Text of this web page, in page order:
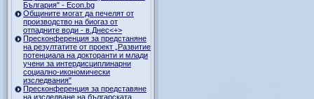
България" - Econ.bg
Общините могат да печелят от
производство на биогаз от
отпадните води - в.Днес<+>
Пресконференция за предстаняне
на резултатите от проект „Развитие
потенциала на докторанти и млади
учени за интердисциплинарни
социално-икономически
изследвания"
Пресконференция за представяне
на изследване на българската